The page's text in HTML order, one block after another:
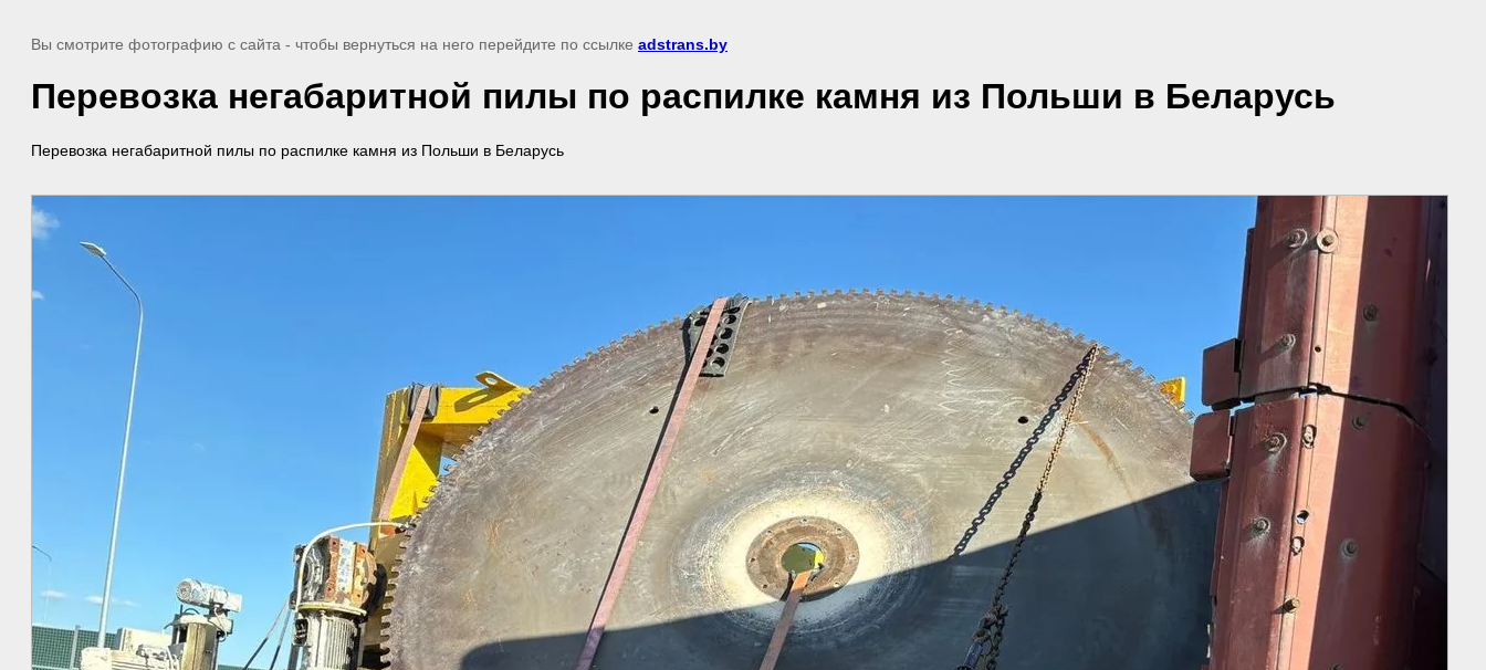
Вы смотрите фотографию с сайта - чтобы вернуться на него перейдите по ссылке adstrans.by
Перевозка негабаритной пилы по распилке камня из Польши в Беларусь
Перевозка негабаритной пилы по распилке камня из Польши в Беларусь